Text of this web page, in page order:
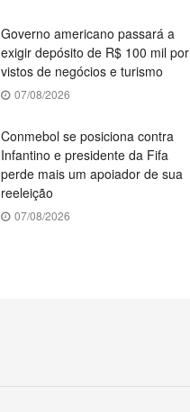
Governo americano passará a
exigir depósito de R$ 100 mil por
vistos de negócios e turismo
07/08/2026
Conmebol se posiciona contra
Infantino e presidente da Fifa
perde mais um apoiador de sua
reeleição
07/08/2026